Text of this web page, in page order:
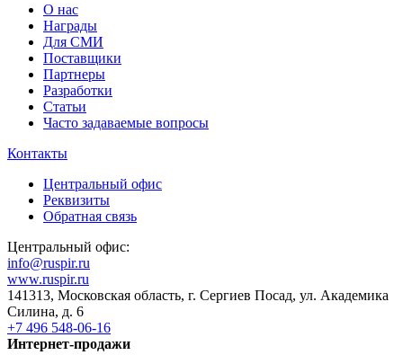
О нас
Награды
Для СМИ
Поставщики
Партнеры
Разработки
Статьи
Часто задаваемые вопросы
Контакты
Центральный офис
Реквизиты
Обратная связь
Центральный офис:
info@ruspir.ru
www.ruspir.ru
141313, Московская область, г. Сергиев Посад, ул. Академика
Силина, д. 6
+7 496 548-06-16
Интернет-продажи